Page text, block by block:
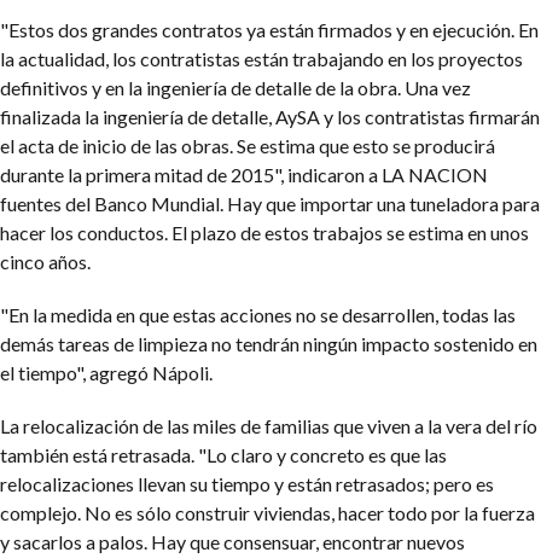
"Estos dos grandes contratos ya están firmados y en ejecución. En
la actualidad, los contratistas están trabajando en los proyectos
definitivos y en la ingeniería de detalle de la obra. Una vez
finalizada la ingeniería de detalle, AySA y los contratistas firmarán
el acta de inicio de las obras. Se estima que esto se producirá
durante la primera mitad de 2015", indicaron a LA NACION
fuentes del Banco Mundial. Hay que importar una tuneladora para
hacer los conductos. El plazo de estos trabajos se estima en unos
cinco años.
"En la medida en que estas acciones no se desarrollen, todas las
demás tareas de limpieza no tendrán ningún impacto sostenido en
el tiempo", agregó Nápoli.
La relocalización de las miles de familias que viven a la vera del río
también está retrasada. "Lo claro y concreto es que las
relocalizaciones llevan su tiempo y están retrasados; pero es
complejo. No es sólo construir viviendas, hacer todo por la fuerza
y sacarlos a palos. Hay que consensuar, encontrar nuevos